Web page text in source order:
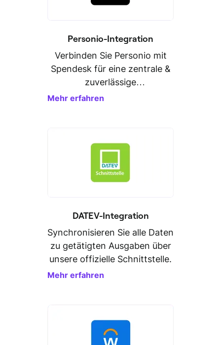
Personio-Integration
Verbinden Sie Personio mit
Spendesk für eine zentrale &
zuverlässige
Personaldatenverwaltung.
Mehr erfahren
DATEV-Integration
Synchronisieren Sie alle Daten
zu getätigten Ausgaben über
unsere offizielle Schnittstelle.
Mehr erfahren